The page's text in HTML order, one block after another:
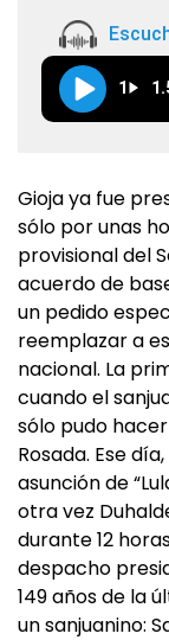
1
Gioja ya fue
sólo por unas
provisional del
acuerdo de
un pedido
reemplazar a
nacional. La
cuando el
sólo pudo
Rosada. Ese
asunción de
otra vez
durante 12
despacho
149 años de la
un sanjuanino: